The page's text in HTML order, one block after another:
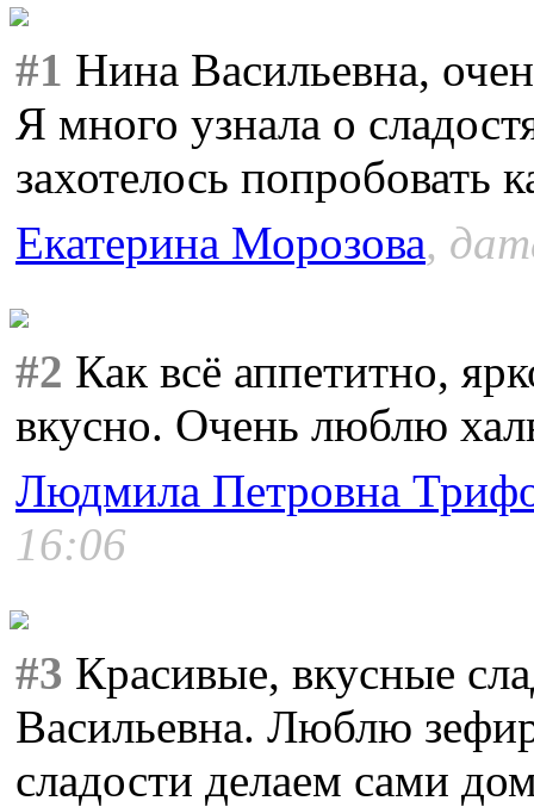
#1 Нина Васильевна,
Я много узнала о
захотелось попробовать
Екатерина Морозова,
#2 Как всё аппетитно,
вкусно. Очень люблю
Людмила Петровна
16:06
#3 Красивые, вкусные
Васильевна. Люблю
сладости делаем сами